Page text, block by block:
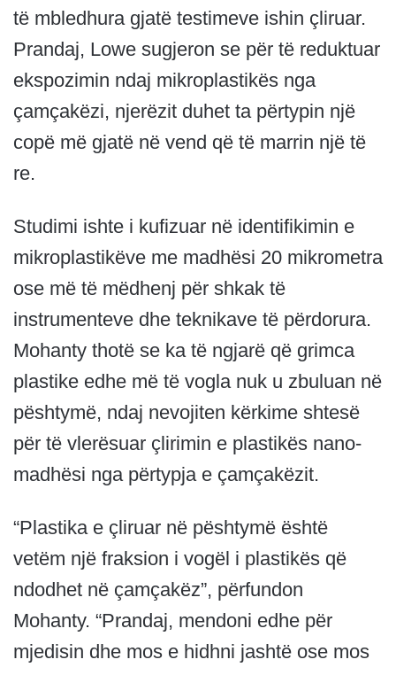
të mbledhura gjatë testimeve ishin çliruar.
Prandaj, Lowe sugjeron se për të reduktuar
ekspozimin ndaj mikroplastikës nga
çamçakëzi, njerëzit duhet ta përtypin një
copë më gjatë në vend që të marrin një të
re.
Studimi ishte i kufizuar në identifikimin e
mikroplastikëve me madhësi 20 mikrometra
ose më të mëdhenj për shkak të
instrumenteve dhe teknikave të përdorura.
Mohanty thotë se ka të ngjarë që grimca
plastike edhe më të vogla nuk u zbuluan në
pështymë, ndaj nevojiten kërkime shtesë
për të vlerësuar çlirimin e plastikës nano-
madhësi nga përtypja e çamçakëzit.
“Plastika e çliruar në pështymë është
vetëm një fraksion i vogël i plastikës që
ndodhet në çamçakëz”, përfundon
Mohanty. “Prandaj, mendoni edhe për
mjedisin dhe mos e hidhni jashtë ose mos